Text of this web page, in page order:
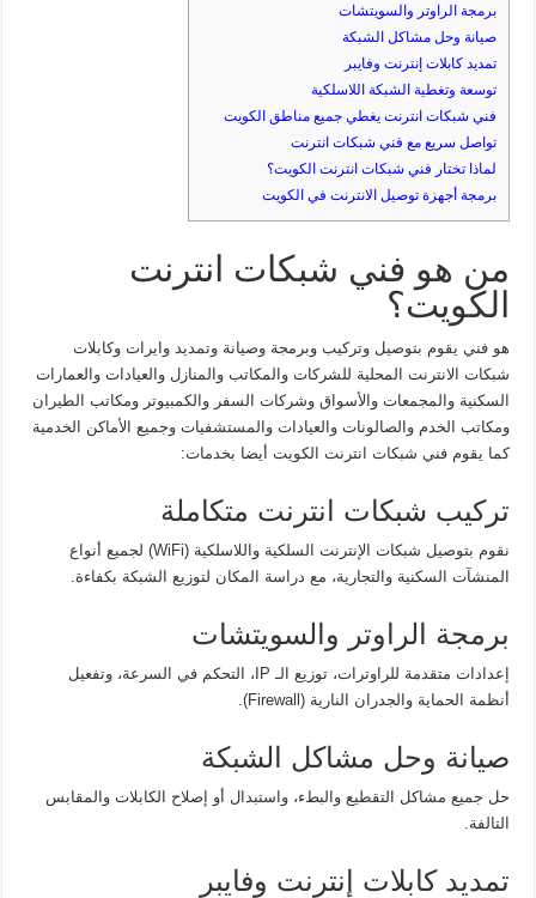
برمجة الراوتر والسويتشات
صيانة وحل مشاكل الشبكة
تمديد كابلات إنترنت وفايبر
توسعة وتغطية الشبكة اللاسلكية
فني شبكات انترنت يغطي جميع مناطق الكويت
تواصل سريع مع فني شبكات انترنت
لماذا تختار فني شبكات انترنت الكويت؟
برمجة أجهزة توصيل الانترنت في الكويت
من هو فني شبكات انترنت
الكويت؟
هو فني يقوم بتوصيل وتركيب وبرمجة وصيانة وتمديد وايرات وكابلات
شبكات الانترنت المحلية للشركات والمكاتب والمنازل والعيادات والعمارات
السكنية والمجمعات والأسواق وشركات السفر والكمبيوتر ومكاتب الطيران
ومكاتب الخدم والصالونات والعيادات والمستشفيات وجميع الأماكن الخدمية
كما يقوم فني شبكات انترنت الكويت أيضا بخدمات:
تركيب شبكات انترنت متكاملة
نقوم بتوصيل شبكات الإنترنت السلكية واللاسلكية (WiFi) لجميع أنواع
المنشآت السكنية والتجارية، مع دراسة المكان لتوزيع الشبكة بكفاءة.
برمجة الراوتر والسويتشات
إعدادات متقدمة للراوترات، توزيع الـ IP، التحكم في السرعة، وتفعيل
أنظمة الحماية والجدران النارية (Firewall).
صيانة وحل مشاكل الشبكة
حل جميع مشاكل التقطيع والبطء، واستبدال أو إصلاح الكابلات والمقابس
التالفة.
تمديد كابلات إنترنت وفايبر